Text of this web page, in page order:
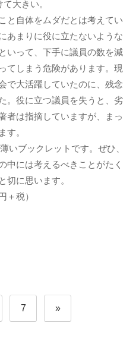
大きい。
と自体をムダだとは考えてい
あまりに役に立たないような
いって、下手に議員の数を減
てしまう危険があります。現
で大活躍していたのに、残念
。役に立つ議員を失うと、劣
者は指摘していますが、まっ
す。
いブックレットです。ぜひ、
中には考えるべきことがたく
切に思います。
＋税）
投
の
7 »